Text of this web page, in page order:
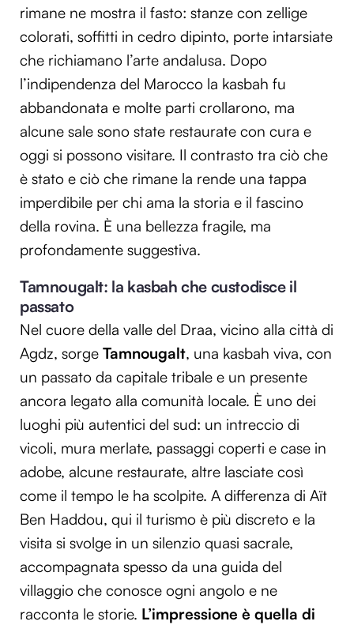
rimane ne mostra il fasto: stanze con zellige
colorati, soffitti in cedro dipinto, porte intarsiate
che richiamano l’arte andalusa. Dopo
l’indipendenza del Marocco la kasbah fu
abbandonata e molte parti crollarono, ma
alcune sale sono state restaurate con cura e
oggi si possono visitare. Il contrasto tra ciò che
è stato e ciò che rimane la rende una tappa
imperdibile per chi ama la storia e il fascino
della rovina. È una bellezza fragile, ma
profondamente suggestiva.
Tamnougalt: la kasbah che custodisce il
passato
Nel cuore della valle del Draa, vicino alla città di
Agdz, sorge Tamnougalt, una kasbah viva, con
un passato da capitale tribale e un presente
ancora legato alla comunità locale. È uno dei
luoghi più autentici del sud: un intreccio di
vicoli, mura merlate, passaggi coperti e case in
adobe, alcune restaurate, altre lasciate così
come il tempo le ha scolpite. A differenza di Aït
Ben Haddou, qui il turismo è più discreto e la
visita si svolge in un silenzio quasi sacrale,
accompagnata spesso da una guida del
villaggio che conosce ogni angolo e ne
racconta le storie. L’impressione è quella di